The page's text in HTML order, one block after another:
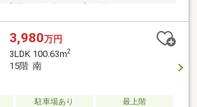
内覧はお気軽にお申し付けください。
・全室ペアガラス・キッチンに食器洗
ングダイニングに床暖房・ペット飼育
り）・駐車場一台無償・トランクルー
3,980万円
3LDK 100.63m2
15階 南
駐車場あり
最上階